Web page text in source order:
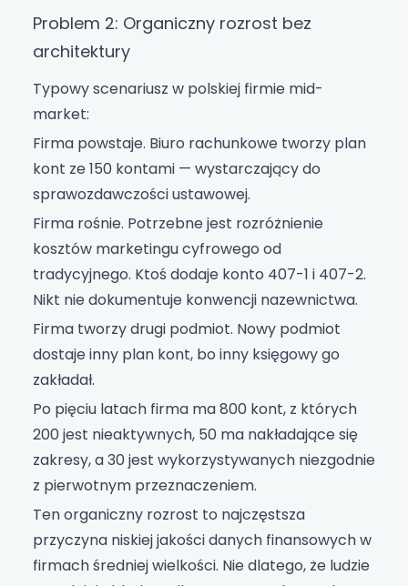
Problem 2: Organiczny rozrost bez
architektury
Typowy scenariusz w polskiej firmie mid-
market:
Firma powstaje. Biuro rachunkowe tworzy plan
kont ze 150 kontami — wystarczający do
sprawozdawczości ustawowej.
Firma rośnie. Potrzebne jest rozróżnienie
kosztów marketingu cyfrowego od
tradycyjnego. Ktoś dodaje konto 407-1 i 407-2.
Nikt nie dokumentuje konwencji nazewnictwa.
Firma tworzy drugi podmiot. Nowy podmiot
dostaje inny plan kont, bo inny księgowy go
zakładał.
Po pięciu latach firma ma 800 kont, z których
200 jest nieaktywnych, 50 ma nakładające się
zakresy, a 30 jest wykorzystywanych niezgodnie
z pierwotnym przeznaczeniem.
Ten organiczny rozrost to najczęstsza
przyczyna niskiej jakości danych finansowych w
firmach średniej wielkości. Nie dlatego, że ludzie